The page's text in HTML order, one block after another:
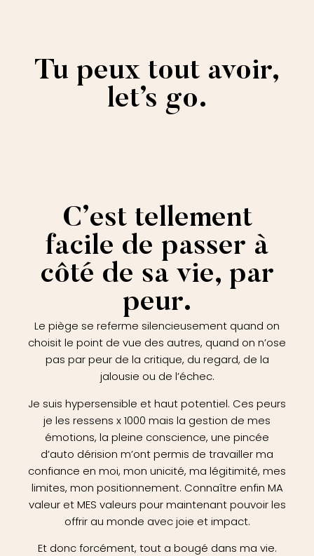
Tu peux tout avoir,
let’s go.
C’est tellement
facile de passer à
côté de sa vie, par
peur.
Le piège se referme silencieusement quand on
choisit le point de vue des autres, quand on n’ose
pas par peur de la critique, du regard, de la
jalousie ou de l’échec.
Je suis hypersensible et haut potentiel. Ces peurs
je les ressens x 1000 mais la gestion de mes
émotions, la pleine conscience, une pincée
d’auto dérision m’ont permis de travailler ma
confiance en moi, mon unicité, ma légitimité, mes
limites, mon positionnement. Connaître enfin MA
valeur et MES valeurs pour maintenant pouvoir les
offrir au monde avec joie et impact.
Et donc forcément, tout a bougé dans ma vie.